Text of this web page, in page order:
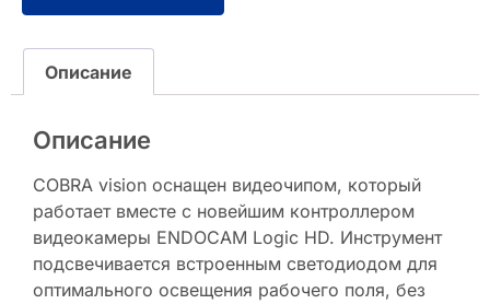
Описание
Описание
COBRA vision оснащен видеочипом, который
работает вместе с новейшим контроллером
видеокамеры ENDOCAM Logic HD. Инструмент
подсвечивается встроенным светодиодом для
оптимального освещения рабочего поля, без